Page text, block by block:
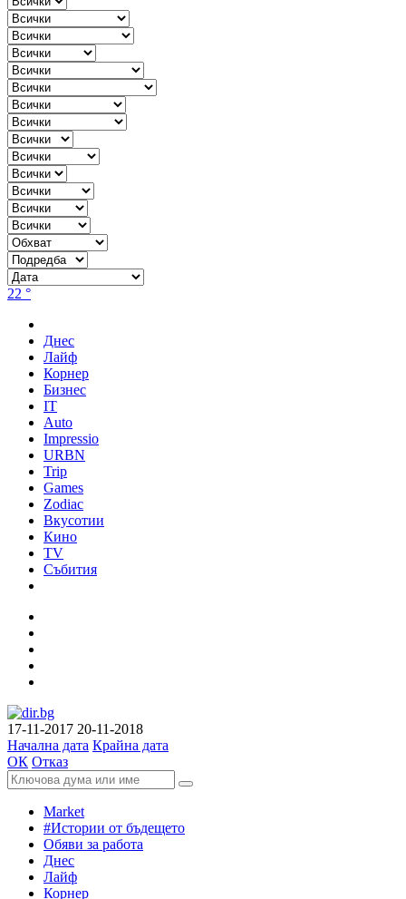
22 °
Днес
Лайф
Корнер
Бизнес
IT
Auto
Impressio
URBN
Trip
Games
Zodiac
Вкусотии
Кино
TV
Събития
17-11-2017 20-11-2018
Начална дата Крайна дата
ОК Отказ
Market
#Истории от бъдещето
Обяви за работа
Днес
Лайф
Корнер